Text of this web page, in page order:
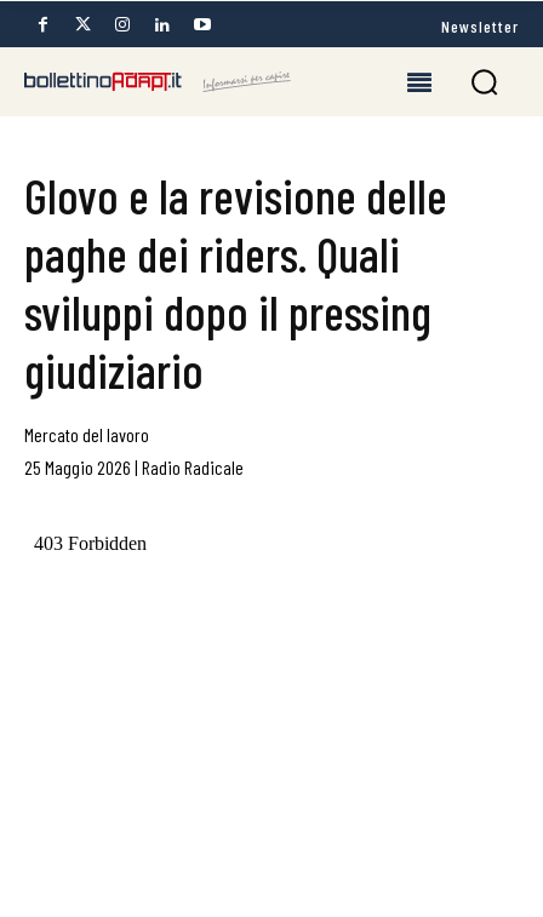
Newsletter
Glovo e la revisione delle
paghe dei riders. Quali
sviluppi dopo il pressing
giudiziario
Mercato del lavoro
25 Maggio 2026 | Radio Radicale